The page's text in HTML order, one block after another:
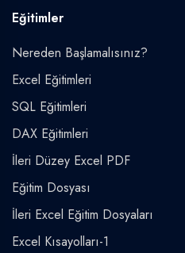
Eğitimler
Nereden Başlamalısınız?
Excel Eğitimleri
SQL Eğitimleri
DAX Eğitimleri
İleri Düzey Excel PDF
Eğitim Dosyası
İleri Excel Eğitim Dosyaları
Excel Kısayolları-1